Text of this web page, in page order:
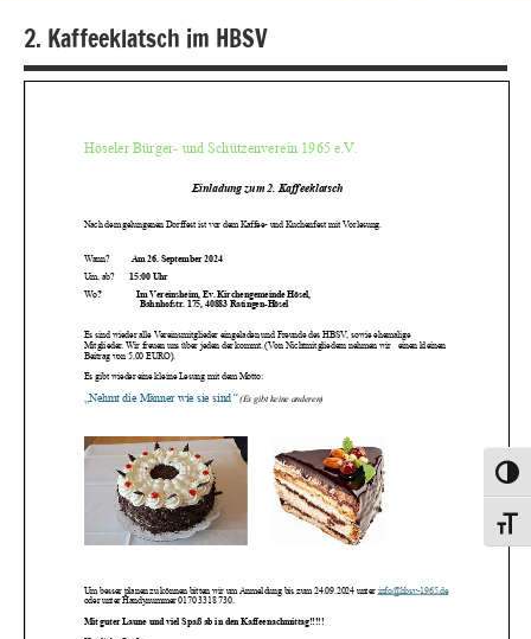
2. Kaffeeklatsch im HBSV